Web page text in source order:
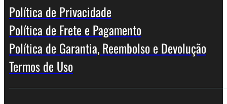
Política de Privacidade
Política de Frete e Pagamento
Política de Garantia, Reembolso e Devolução
Termos de Uso